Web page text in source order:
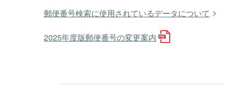
郵便番号検索に使用されているデータについて
2025年度版郵便番号の変更案内